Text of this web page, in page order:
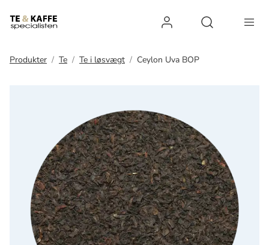
Log ind
Produkter Te Te i løsvægt Ceylon Uva BOP